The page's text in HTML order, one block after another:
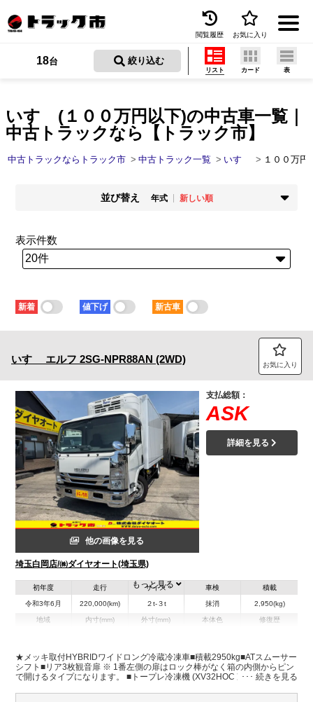
トラック買取
トラック市とは
お問い合わせ
トラック市FC会員専用ページはこちら
閲覧履歴 お気に入り
いすゞ(１００万円以下)の中古車一覧｜
中古トラックなら【トラック市】
18台 絞り込む
リスト カード 表
中古トラックならトラック市 中古トラック一覧 いすゞ １００万円
並び替え 年式
新しい順
新着順
走行距離
少ない順
多い順
価格
安い順
高い順
少ない順
多い順
短い順
表示件数
新着 値下げ 新古車
いすゞ エルフ 2SG‐NPR88AN (2WD) お気に入り
他の画像を見る
埼玉白岡店/㈱ダイヤオート(埼玉県)
支払総額：
ASK
詳細を見る
初年度
令和3年6月
走行
220,000(km)
サイズ
２t-３t
車検
抹消
積載
2,950(kg)
地域 内寸(mm)
H:1,900
外寸(mm) 本体色 修復歴
装備情報
もっと見る
★メッキ取付HYBRIDワイドロング冷蔵冷凍車■積載2950kg■ATスムーサー
シフト■リア3枚観音扉 ※ 1番左側の扉はロック棒がなく箱の内側からピン
で開けるタイプになります。 ■トープレ冷凍機 (XV32HOC 冷蔵冷凍車-5度
ンレス■助手席電格納ミラー■バックモニター■燃料タンク100L■タイヤ溝あ